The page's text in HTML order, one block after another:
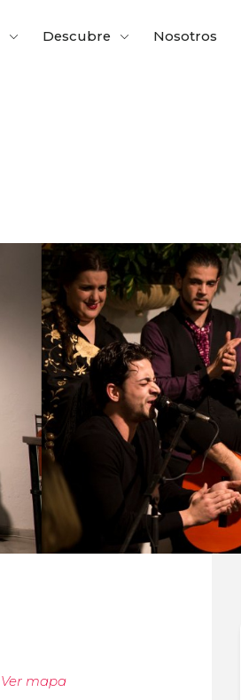
Descubre Nosotros
Ver mapa